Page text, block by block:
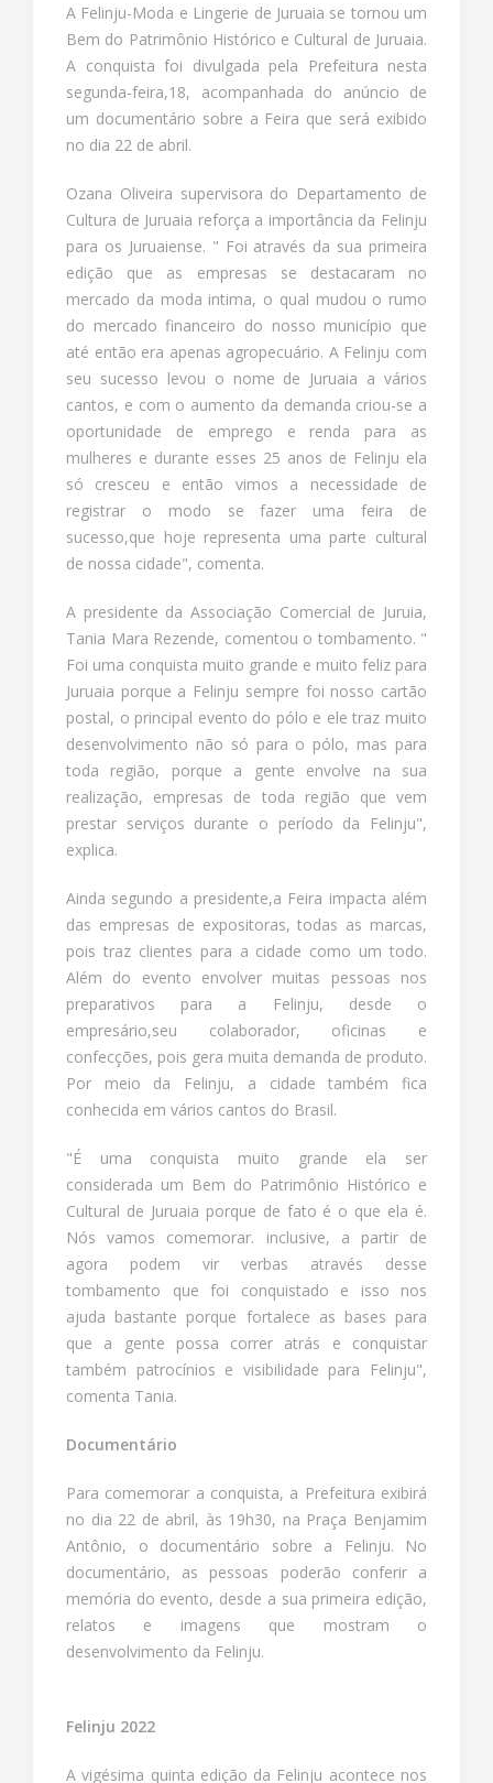
A Felinju-Moda e Lingerie de Juruaia se tornou um
Bem do Patrimônio Histórico e Cultural de Juruaia.
A conquista foi divulgada pela Prefeitura nesta
segunda-feira,18, acompanhada do anúncio de
um documentário sobre a Feira que será exibido
no dia 22 de abril.
Ozana Oliveira supervisora do Departamento de
Cultura de Juruaia reforça a importância da Felinju
para os Juruaiense. " Foi através da sua primeira
edição que as empresas se destacaram no
mercado da moda intima, o qual mudou o rumo
do mercado financeiro do nosso município que
até então era apenas agropecuário. A Felinju com
seu sucesso levou o nome de Juruaia a vários
cantos, e com o aumento da demanda criou-se a
oportunidade de emprego e renda para as
mulheres e durante esses 25 anos de Felinju ela
só cresceu e então vimos a necessidade de
registrar o modo se fazer uma feira de
sucesso,que hoje representa uma parte cultural
de nossa cidade", comenta.
A presidente da Associação Comercial de Juruia,
Tania Mara Rezende, comentou o tombamento. "
Foi uma conquista muito grande e muito feliz para
Juruaia porque a Felinju sempre foi nosso cartão
postal, o principal evento do pólo e ele traz muito
desenvolvimento não só para o pólo, mas para
toda região, porque a gente envolve na sua
realização, empresas de toda região que vem
prestar serviços durante o período da Felinju",
explica.
Ainda segundo a presidente,a Feira impacta além
das empresas de expositoras, todas as marcas,
pois traz clientes para a cidade como um todo.
Além do evento envolver muitas pessoas nos
preparativos para a Felinju, desde o
empresário,seu colaborador, oficinas e
confecções, pois gera muita demanda de produto.
Por meio da Felinju, a cidade também fica
conhecida em vários cantos do Brasil.
"É uma conquista muito grande ela ser
considerada um Bem do Patrimônio Histórico e
Cultural de Juruaia porque de fato é o que ela é.
Nós vamos comemorar. inclusive, a partir de
agora podem vir verbas através desse
tombamento que foi conquistado e isso nos
ajuda bastante porque fortalece as bases para
que a gente possa correr atrás e conquistar
também patrocínios e visibilidade para Felinju",
comenta Tania.
Documentário
Para comemorar a conquista, a Prefeitura exibirá
no dia 22 de abril, às 19h30, na Praça Benjamim
Antônio, o documentário sobre a Felinju. No
documentário, as pessoas poderão conferir a
memória do evento, desde a sua primeira edição,
relatos e imagens que mostram o
desenvolvimento da Felinju.
Felinju 2022
A vigésima quinta edição da Felinju acontece nos